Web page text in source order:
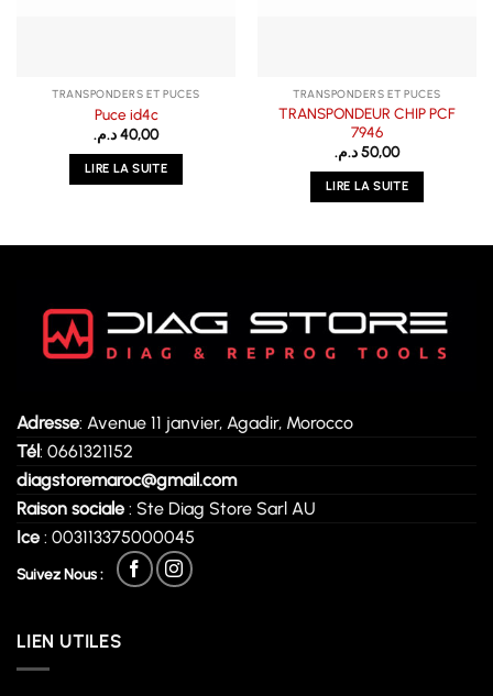
TRANSPONDERS ET PUCES
Puce id4c
40,00د.م.
LIRE LA SUITE
TRANSPONDERS ET PUCES
TRANSPONDEUR CHIP PCF
7946
50,00د.م.
LIRE LA SUITE
Adresse: Avenue 11 janvier, Agadir, Morocco
Tél: 0661321152
diagstoremaroc@gmail.com
Raison sociale : Ste Diag Store Sarl AU
Ice : 003113375000045
Suivez Nous :
LIEN UTILES